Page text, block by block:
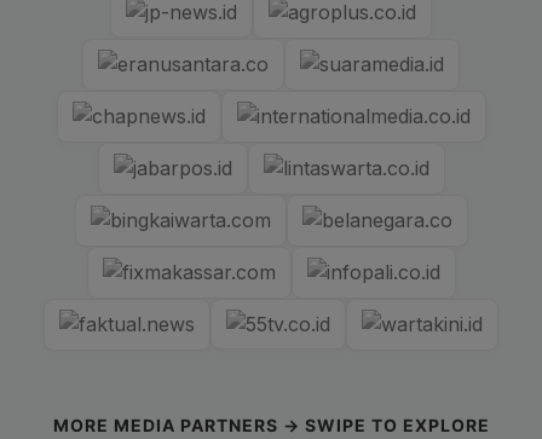
MORE MEDIA PARTNERS → SWIPE TO EXPLORE